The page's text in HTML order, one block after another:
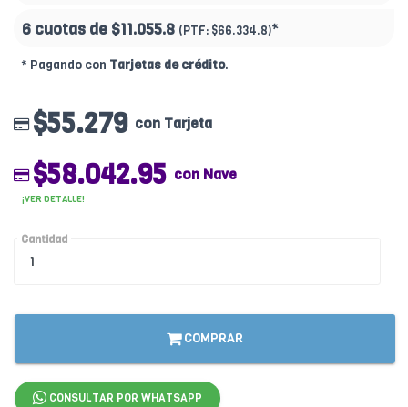
6 cuotas de $11.055.8 (PTF: $66.334.8)*
* Pagando con Tarjetas de crédito.
$55.279 con Tarjeta
$58.042.95 con Nave
¡VER DETALLE!
Cantidad
COMPRAR
CONSULTAR POR WHATSAPP